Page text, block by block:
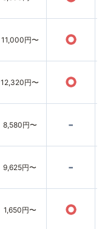
11,000円〜 ○
12,320円〜 ○
8,580円〜 -
9,625円〜 -
1,650円〜 ○